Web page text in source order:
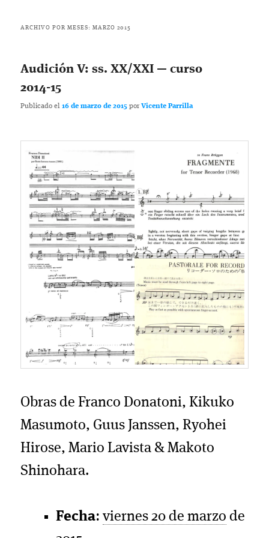
ARCHIVO POR MESES:MARZO 2015
Audición V: ss. XX/XXI — curso
2014-15
Publicado el16 de marzo de 2015 porVicente Parrilla
Obras de Franco Donatoni, Kikuko
Masumoto, Guus Janssen, Ryohei
Hirose, Mario Lavista & Makoto
Shinohara.
Fecha:viernes 20 de marzo de